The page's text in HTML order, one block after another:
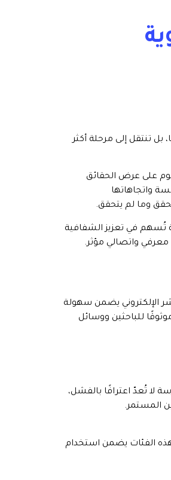
بإغلاق سجلات أدائها، بل تنتقل إلى مرحلة أكثر
التي تقوم على عرض الحقائق
واتجاهاتها
وما لم يتحقق.
تُسهم في تعزيز الشفافية
معرفي واتصالي مؤثر.
الإلكتروني يضمن سهولة
للباحثين ووسائل
لا تُعدّ اعترافًا بالفشل،
المستمر.
الفئات يضمن استخدام